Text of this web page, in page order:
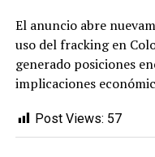
El anuncio abre
uso del fracking en
generado posiciones
implicaciones
Post Views: 57